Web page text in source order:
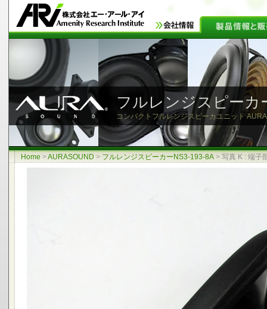
フルレンジスピーカ
コンパクトフルレンジスピーカユニット
Home >AURASOUND > フルレンジスピーカーNS3-193-8A > 写真 K : 端子